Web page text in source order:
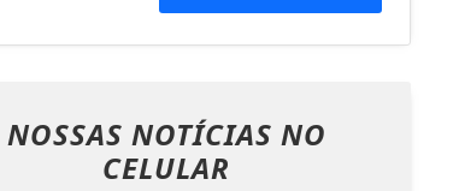
NOSSAS NOTÍCIAS NO
CELULAR